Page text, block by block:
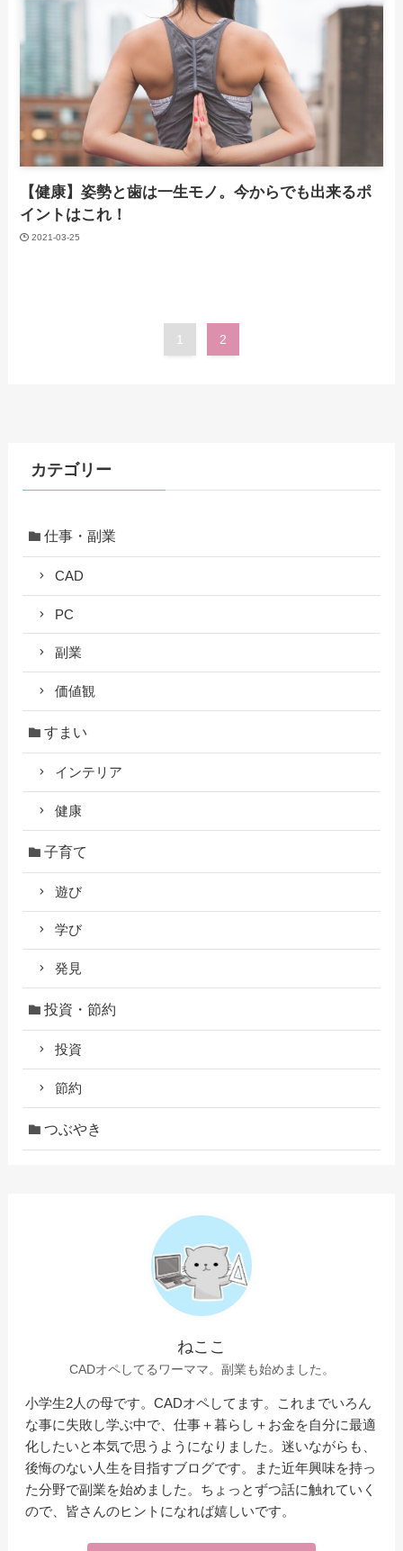
【健康】姿勢と歯は一生モノ。今からでも出来るポ
イントはこれ！
2021-03-25
1 2
カテゴリー
仕事・副業
CAD
PC
副業
価値観
すまい
インテリア
健康
子育て
遊び
学び
発見
投資・節約
投資
節約
つぶやき
ねここ
CADオペしてるワーママ。副業も始めました。
小学生2人の母です。CADオペしてます。これまでいろん
な事に失敗し学ぶ中で、仕事＋暮らし＋お金を自分に最適
化したいと本気で思うようになりました。迷いながらも、
後悔のない人生を目指すブログです。また近年興味を持っ
た分野で副業を始めました。ちょっとずつ話に触れていく
ので、皆さんのヒントになれば嬉しいです。